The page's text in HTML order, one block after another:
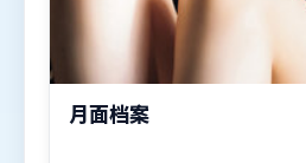
月面档案